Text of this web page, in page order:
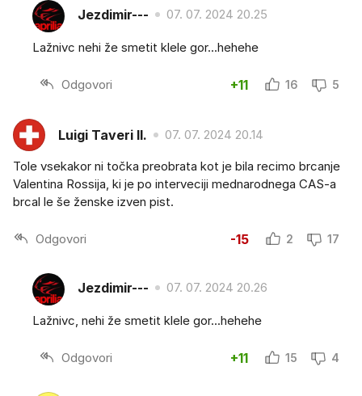
Jezdimir--- 07. 07. 2024 20.25
Lažnivc nehi že smetit klele gor...hehehe
Odgovori +11 16 5
Luigi Taveri II. 07. 07. 2024 20.14
Tole vsekakor ni točka preobrata kot je bila recimo brcanje
Valentina Rossija, ki je po interveciji mednarodnega CAS-a
brcal le še ženske izven pist.
Odgovori -15 2 17
Jezdimir--- 07. 07. 2024 20.26
Lažnivc, nehi že smetit klele gor...hehehe
Odgovori +11 15 4